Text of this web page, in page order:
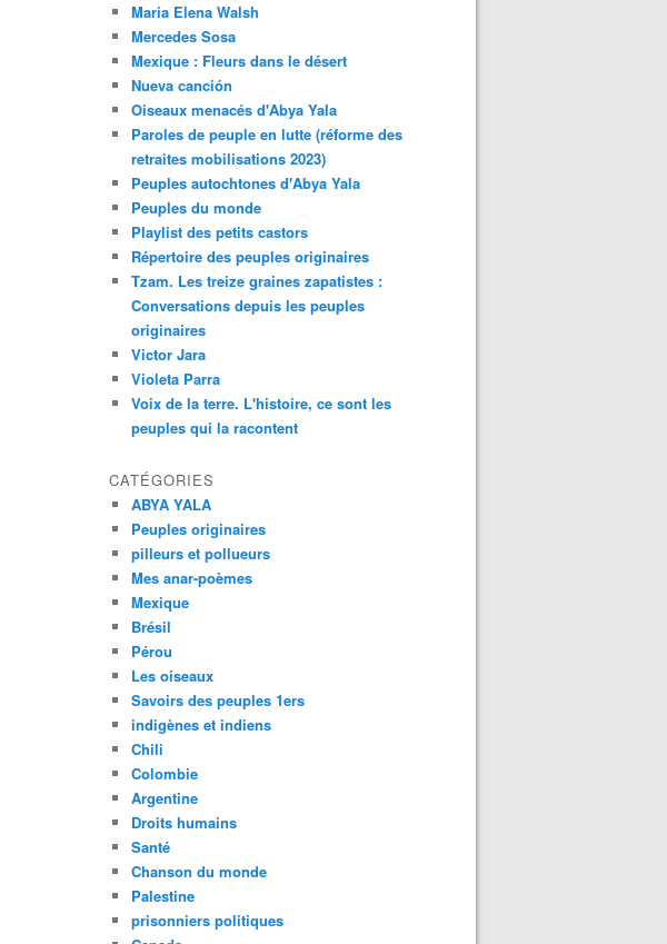
Maria Elena Walsh
Mercedes Sosa
Mexique : Fleurs dans le désert
Nueva canción
Oiseaux menacés d'Abya Yala
Paroles de peuple en lutte (réforme des
retraites mobilisations 2023)
Peuples autochtones d'Abya Yala
Peuples du monde
Playlist des petits castors
Répertoire des peuples originaires
Tzam. Les treize graines zapatistes :
Conversations depuis les peuples
originaires
Victor Jara
Violeta Parra
Voix de la terre. L'histoire, ce sont les
peuples qui la racontent
CATÉGORIES
ABYA YALA
Peuples originaires
pilleurs et pollueurs
Mes anar-poèmes
Mexique
Brésil
Pérou
Les oiseaux
Savoirs des peuples 1ers
indigènes et indiens
Chili
Colombie
Argentine
Droits humains
Santé
Chanson du monde
Palestine
prisonniers politiques